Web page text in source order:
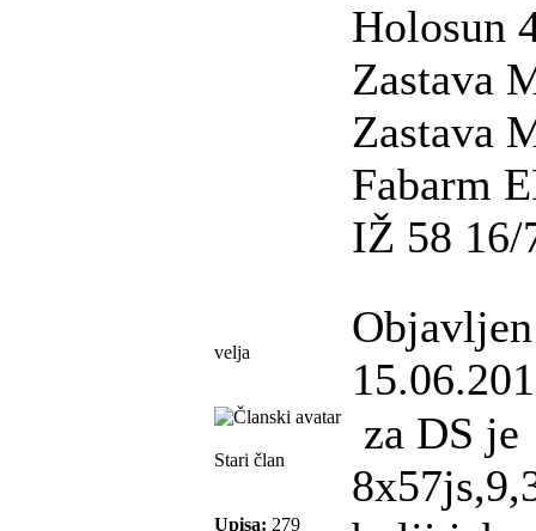
Holosun
Zastava
Zastava
Fabarm
IŽ 58 16/
velja
Objavljen
Stari član
Upisa: 279
za DS je